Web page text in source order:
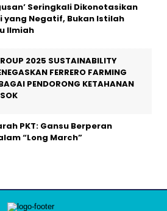
Seringkali Dikonotasikan
yang Negatif, Bukan Istilah
Ilmiah
2025 SUSTAINABILITY
FERRERO FARMING
PENDORONG KETAHANAN
PKT: Gansu Berperan
“Long March”